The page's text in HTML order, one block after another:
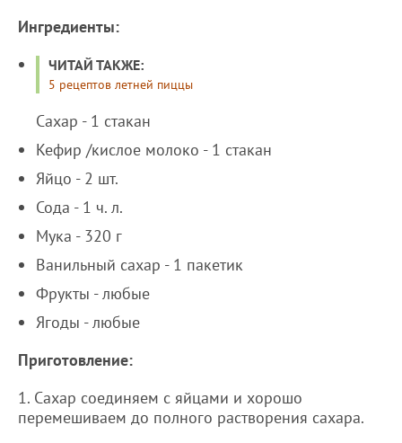
Ингредиенты:
ЧИТАЙ ТАКЖЕ:
5 рецептов летней пиццы
Сахар - 1 стакан
Кефир /кислое молоко - 1 стакан
Яйцо - 2 шт.
Сода - 1 ч. л.
Мука - 320 г
Ванильный сахар - 1 пакетик
Фрукты - любые
Ягоды - любые
Приготовление:
1. Сахар соединяем с яйцами и хорошо
перемешиваем до полного растворения сахара.